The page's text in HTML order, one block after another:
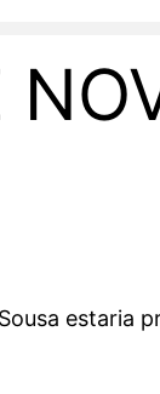
estaria